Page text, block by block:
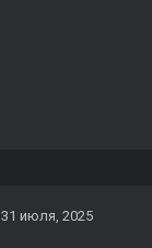
31 июля, 2025